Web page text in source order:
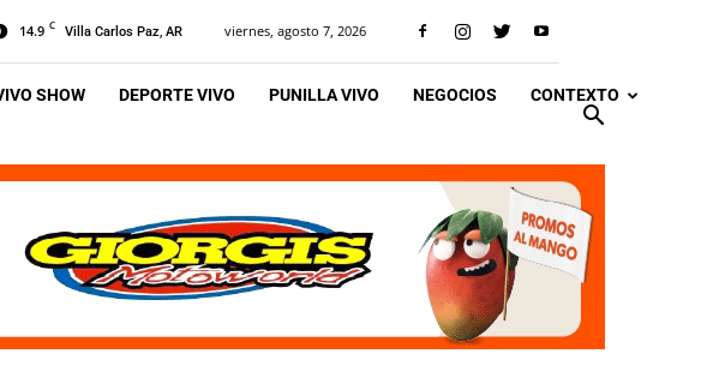
14.9 C Villa Carlos Paz, AR viernes, agosto 7, 2026
SHOW DEPORTE VIVO PUNILLA VIVO NEGOCIOS CONTEXTO